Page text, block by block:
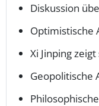
Diskussion
Optimistische
Xi Jinping zeigt
Geopolitische